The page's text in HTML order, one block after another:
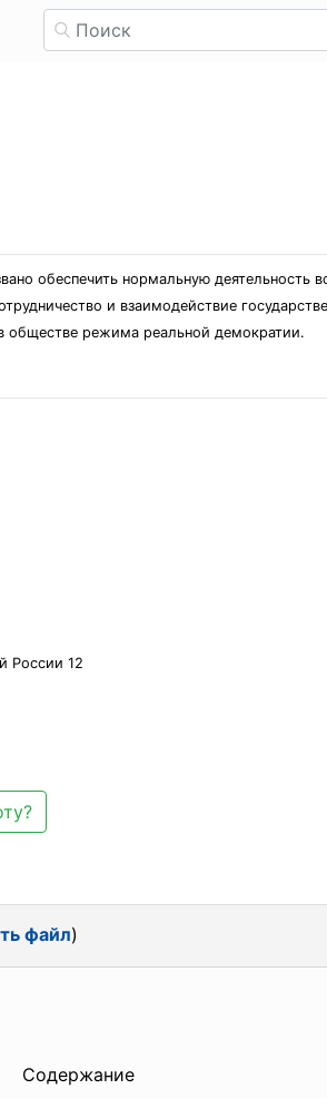
обеспечить нормальную деятельность
и взаимодействие
обществе режима реальной демократии.
России 12
файл)
Содержание